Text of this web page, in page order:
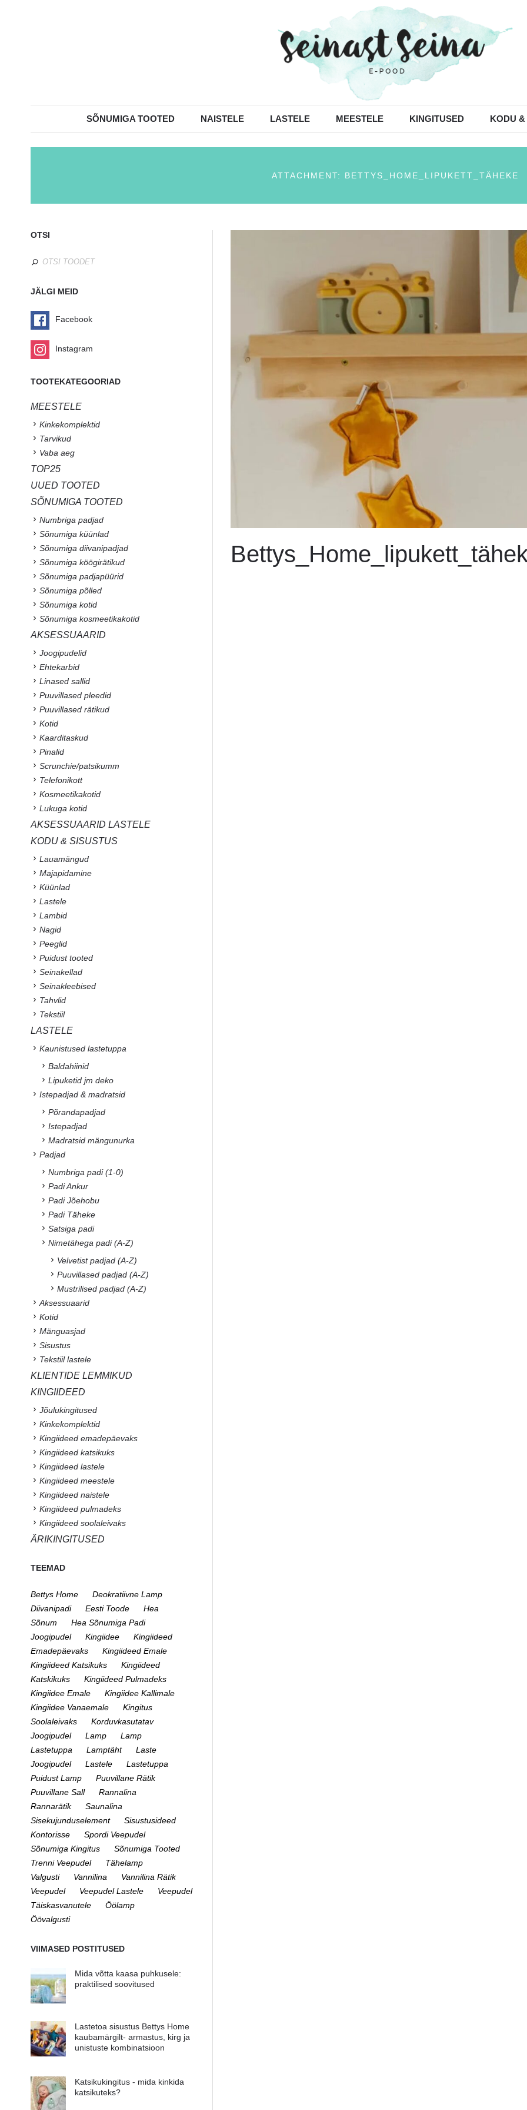
SÕNUMIGA TOOTED NAISTELE LASTELE MEESTELE KINGITUSED KODU &
ATTACHMENT: BETTYS_HOME_LIPUKETT_TÄHEKE
OTSI
JÄLGI MEID
Facebook
Instagram
TOOTEKATEGOORIAD
MEESTELE
Kinkekomplektid
Tarvikud
Vaba aeg
TOP25
UUED TOOTED
SÕNUMIGA TOOTED
Numbriga padjad
Sõnumiga küünlad
Sõnumiga diivanipadjad
Sõnumiga köögirätikud
Sõnumiga padjapüürid
Sõnumiga põlled
Sõnumiga kotid
Sõnumiga kosmeetikakotid
AKSESSUAARID
Joogipudelid
Ehtekarbid
Linased sallid
Puuvillased pleedid
Puuvillased rätikud
Kotid
Kaarditaskud
Pinalid
Scrunchie/patsikumm
Telefonikott
Kosmeetikakotid
Lukuga kotid
AKSESSUAARID LASTELE
KODU & SISUSTUS
Lauamängud
Majapidamine
Küünlad
Lastele
Lambid
Nagid
Peeglid
Puidust tooted
Seinakellad
Seinakleebised
Tahvlid
Tekstiil
LASTELE
Kaunistused lastetuppa
Baldahiinid
Lipuketid jm deko
Istepadjad & madratsid
Põrandapadjad
Istepadjad
Madratsid mängunurka
Padjad
Numbriga padi (1-0)
Padi Ankur
Padi Jõehobu
Padi Täheke
Satsiga padi
Nimetähega padi (A-Z)
Velvetist padjad (A-Z)
Puuvillased padjad (A-Z)
Mustrilised padjad (A-Z)
Aksessuaarid
Kotid
Mänguasjad
Sisustus
Tekstiil lastele
KLIENTIDE LEMMIKUD
KINGIIDEED
Jõulukingitused
Kinkekomplektid
Kingiideed emadepäevaks
Kingiideed katsikuks
Kingiideed lastele
Kingiideed meestele
Kingiideed naistele
Kingiideed pulmadeks
Kingiideed soolaleivaks
ÄRIKINGITUSED
TEEMAD
Bettys Home
Deokratiivne Lamp
Diivanipadi
Eesti Toode
Hea
Sõnum
Hea Sõnumiga Padi
Joogipudel
Kingiidee
Kingiideed
Emadepäevaks
Kingiideed Emale
Kingiideed Katsikuks
Kingiideed
Katskikuks
Kingiideed Pulmadeks
Kingiidee Emale
Kingiidee Kallimale
Kingiidee Vanaemale
Kingitus
Soolaleivaks
Korduvkasutatav
Joogipudel
Lamp
Lamp
Lastetuppa
Lamptäht
Laste
Joogipudel
Lastele
Lastetuppa
Puidust Lamp
Puuvillane Rätik
Puuvillane Sall
Rannalina
Rannarätik
Saunalina
Sisekujunduselement
Sisustusideed
Kontorisse
Spordi Veepudel
Sõnumiga Kingitus
Sõnumiga Tooted
Trenni Veepudel
Tähelamp
Valgusti
Vannilina
Vannilina Rätik
Veepudel
Veepudel Lastele
Veepudel
Täiskasvanutele
Öölamp
Öövalgusti
VIIMASED POSTITUSED
Mida võtta kaasa puhkusele:
praktilised soovitused
Lastetoa sisustus Bettys Home
kaubamärgilt- armastus, kirg ja
unistuste kombinatsioon
Katsikukingitus - mida kinkida
katsikuteks?